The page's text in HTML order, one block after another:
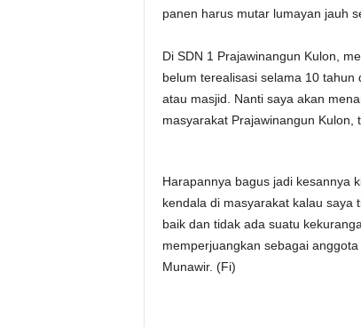
panen harus mutar lumayan jauh
Di SDN 1 Prajawinangun Kulon,
belum terealisasi selama 10
atau masjid. Nanti saya akan
masyarakat Prajawinangun Kulon,
Harapannya bagus jadi kesannya
kendala di masyarakat kalau saya
baik dan tidak ada suatu
memperjuangkan sebagai
Munawir. (Fi)